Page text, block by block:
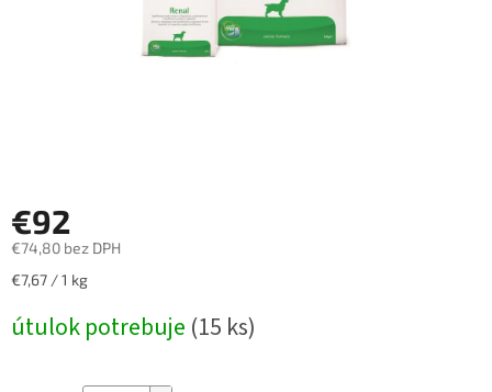
€92
€74,80 bez DPH
Jednotková
€7,67 / 1 kg
útulok potrebuje (15 ks)